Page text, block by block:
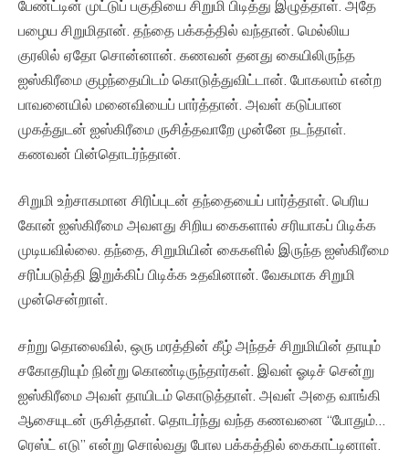
பேண்ட்டின் முட்டுப் பகுதியை சிறுமி பிடித்து இழுத்தாள். அதே
பழைய சிறுமிதான். தந்தை பக்கத்தில் வந்தான். மெல்லிய
குரலில் ஏதோ சொன்னான். கணவன் தனது கையிலிருந்த
ஐஸ்கிரீமை குழந்தையிடம் கொடுத்துவிட்டான். போகலாம் என்ற
பாவனையில் மனைவியைப் பார்த்தான். அவள் கடுப்பான
முகத்துடன் ஐஸ்கிரீமை ருசித்தவாறே முன்னே நடந்தாள்.
கணவன் பின்தொடர்ந்தான்.
சிறுமி உற்சாகமான சிரிப்புடன் தந்தையைப் பார்த்தாள். பெரிய
கோன் ஐஸ்கிரீமை அவளது சிறிய கைகளால் சரியாகப் பிடிக்க
முடியவில்லை. தந்தை, சிறுமியின் கைகளில் இருந்த ஐஸ்கிரீமை
சரிப்படுத்தி இறுக்கிப் பிடிக்க உதவினான். வேகமாக சிறுமி
முன்சென்றாள்.
சற்று தொலைவில், ஒரு மரத்தின் கீழ் அந்தச் சிறுமியின் தாயும்
சகோதரியும் நின்று கொண்டிருந்தார்கள். இவள் ஓடிச் சென்று
ஐஸ்கிரீமை அவள் தாயிடம் கொடுத்தாள். அவள் அதை வாங்கி
ஆசையுடன் ருசித்தாள். தொடர்ந்து வந்த கணவனை “போதும்…
ரெஸ்ட் எடு” என்று சொல்வது போல பக்கத்தில் கைகாட்டினாள்.